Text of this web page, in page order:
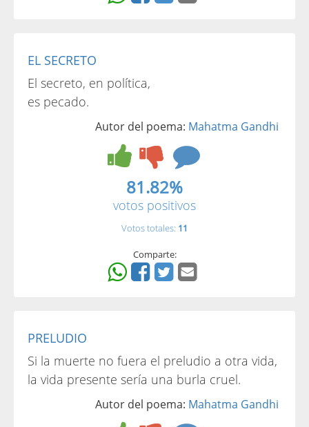
EL SECRETO
El secreto, en política,
es pecado.
Autor del poema: Mahatma Gandhi
81.82%
votos positivos
Votos totales: 11
Comparte:
PRELUDIO
Si la muerte no fuera el preludio a otra vida,
la vida presente sería una burla cruel.
Autor del poema: Mahatma Gandhi